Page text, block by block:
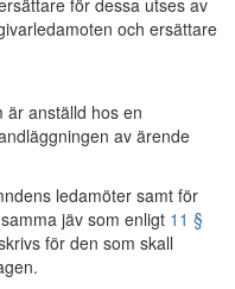
för dessa utses av
och ersättare
är anställd hos en
av ärende
ledamöter samt för
jäv som enligt 11 §
för den som skall